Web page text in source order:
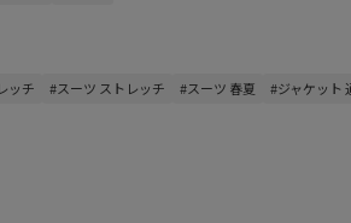
ッチ #スーツ ストレッチ #スーツ 春夏 #ジャケット